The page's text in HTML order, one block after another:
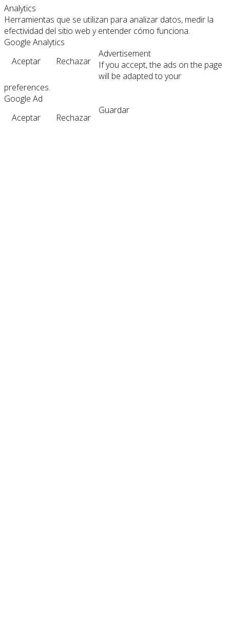
Analytics
Herramientas que se utilizan para analizar datos, medir la
efectividad del sitio web y entender cómo funciona.
Google Analytics
Aceptar
Rechazar
Advertisement
If you accept, the ads on the page
will be adapted to your
preferences.
Google Ad
Aceptar
Rechazar
Guardar